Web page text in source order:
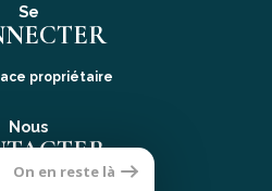
Se
propriétaire
Nous
On en reste là